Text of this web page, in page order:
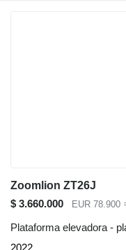
Zoomlion ZT26J
$ 3.660.000
EUR 78.900
Plataforma elevadora -